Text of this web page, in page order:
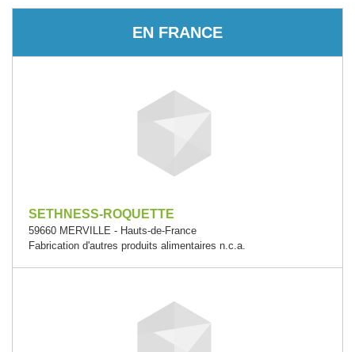
EN FRANCE
SETHNESS-ROQUETTE
59660 MERVILLE - Hauts-de-France
Fabrication d'autres produits alimentaires n.c.a.